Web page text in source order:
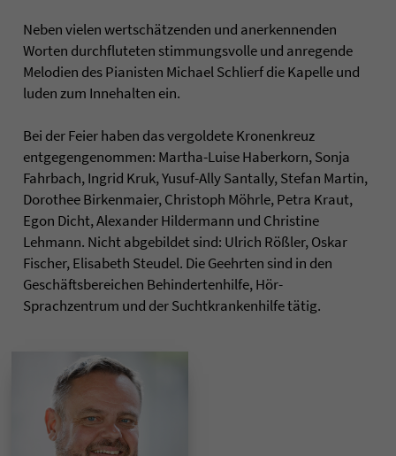
Neben vielen wertschätzenden und anerkennenden
Worten durchfluteten stimmungsvolle und anregende
Melodien des Pianisten Michael Schlierf die Kapelle und
luden zum Innehalten ein.
Bei der Feier haben das vergoldete Kronenkreuz
entgegengenommen: Martha-Luise Haberkorn, Sonja
Fahrbach, Ingrid Kruk, Yusuf-Ally Santally, Stefan Martin,
Dorothee Birkenmaier, Christoph Möhrle, Petra Kraut,
Egon Dicht, Alexander Hildermann und Christine
Lehmann. Nicht abgebildet sind: Ulrich Rößler, Oskar
Fischer, Elisabeth Steudel. Die Geehrten sind in den
Geschäftsbereichen Behindertenhilfe, Hör-
Sprachzentrum und der Suchtkrankenhilfe tätig.